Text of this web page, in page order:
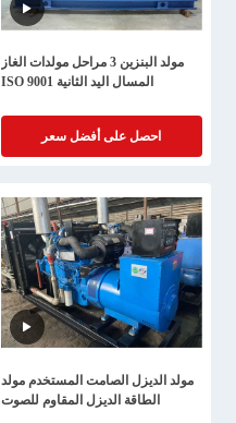
مولد البنزين 3 مراحل مولدات الغاز
المسال اليد الثانية ISO 9001
احصل على أفضل سعر
مولد الديزل الصامت المستخدم مولد
الطاقة الديزل المقاوم للصوت